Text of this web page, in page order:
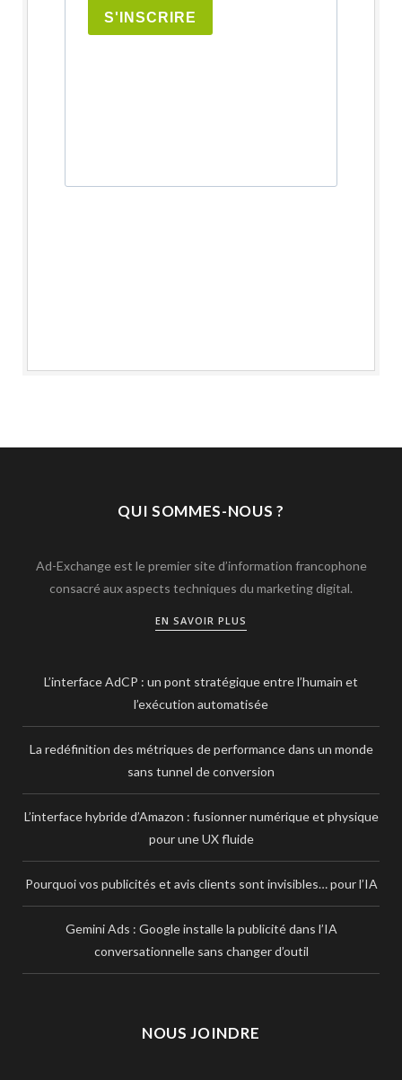
S'INSCRIRE
QUI SOMMES-NOUS ?
Ad-Exchange est le premier site d’information francophone
consacré aux aspects techniques du marketing digital.
EN SAVOIR PLUS
L’interface AdCP : un pont stratégique entre l’humain et
l’exécution automatisée
La redéfinition des métriques de performance dans un monde
sans tunnel de conversion
L’interface hybride d’Amazon : fusionner numérique et physique
pour une UX fluide
Pourquoi vos publicités et avis clients sont invisibles… pour l’IA
Gemini Ads : Google installe la publicité dans l’IA
conversationnelle sans changer d’outil
NOUS JOINDRE